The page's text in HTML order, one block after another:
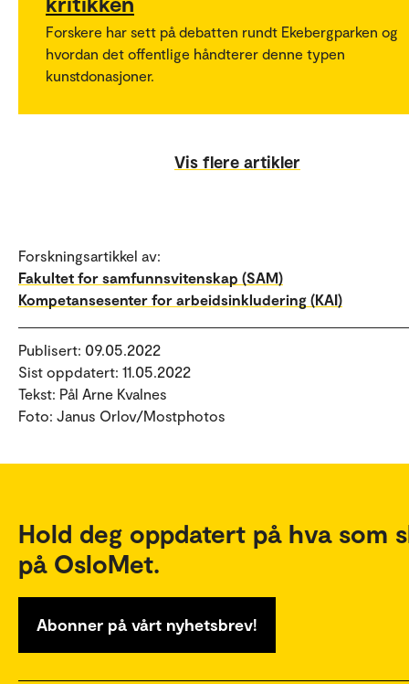
Forskere har sett på debatten rundt Ekebergparken og
hvordan det offentlige håndterer denne typen
kunstdonasjoner.
Vis flere artikler
Forskningsartikkel av:
Fakultet for samfunnsvitenskap (SAM)
Kompetansesenter for arbeidsinkludering (KAI)
Publisert: 09.05.2022
Sist oppdatert: 11.05.2022
Tekst: Pål Arne Kvalnes
Foto: Janus Orlov/Mostphotos
Hold deg oppdatert på hva som
på OsloMet.
Abonner på vårt nyhetsbrev!